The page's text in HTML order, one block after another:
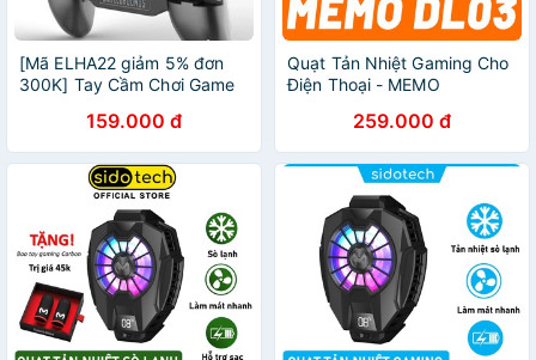
[Mã ELHA22 giảm 5% đơn
300K] Tay Cầm Chơi Game
Dung Lượng 2000mAh
159.000 đ
Quạt Tản Nhiệt Gaming Cho
Điện Thoại - MEMO
Găng Tay Chơi Game Cao
Cấp
259.000 đ